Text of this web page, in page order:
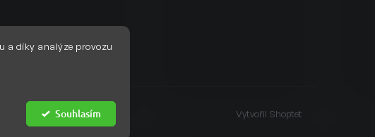
a díky analýze provozu
Souhlasím
Vytvořil Shoptet